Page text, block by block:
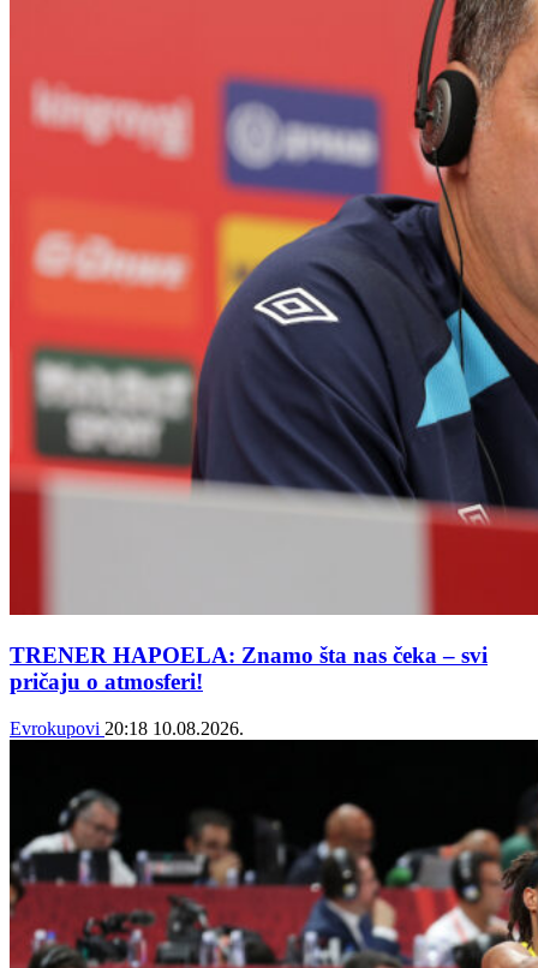
TRENER HAPOELA: Znamo šta nas čeka – svi
pričaju o atmosferi!
Evrokupovi 20:18 10.08.2026.